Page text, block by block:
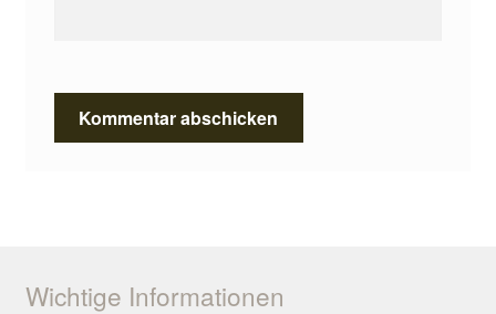
Wichtige Informationen